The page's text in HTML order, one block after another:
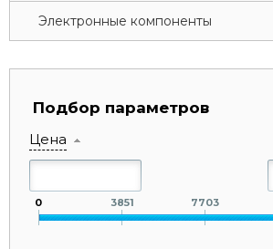
Электронные компоненты
Подбор параметров
Цена
0 3851 7703